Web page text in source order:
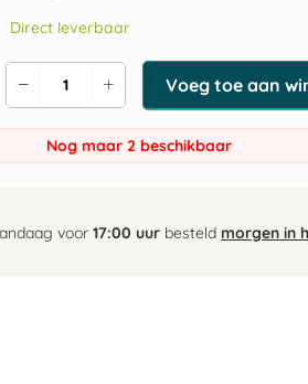
Direct leverbaar
Verhoog
de
aantal
Verlaag
de
aantal
Voeg toe aan
Nog maar 2 beschikbaar
voor 17:00 uur besteld morgen in